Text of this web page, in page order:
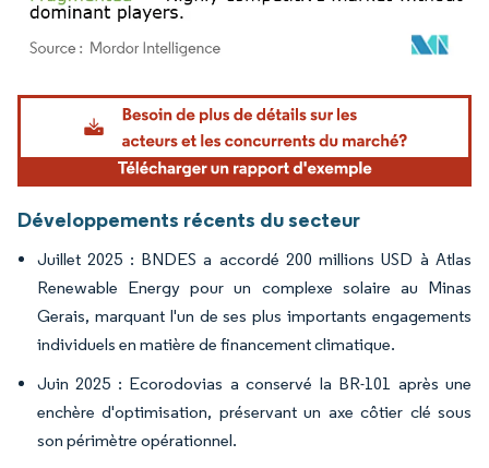
Image © Mordor Intelligence. La réutilisation nécessite une attribution sous CC BY
Développements récents du secteur
Juillet 2025 : BNDES a accordé 200 millions USD à Atlas
Renewable Energy pour un complexe solaire au Minas
Gerais, marquant l'un de ses plus importants engagements
individuels en matière de financement climatique.
Juin 2025 : Ecorodovias a conservé la BR-101 après une
enchère d'optimisation, préservant un axe côtier clé sous
son périmètre opérationnel.